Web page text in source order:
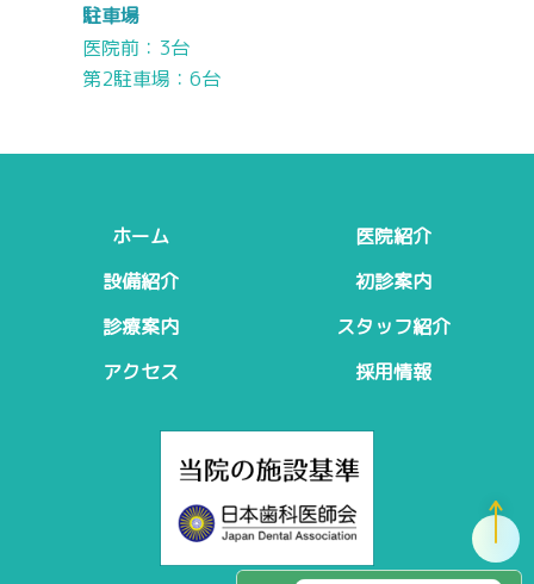
駐車場
医院前：3台
第2駐車場：6台
ホーム
医院紹介
設備紹介
初診案内
診療案内
スタッフ紹介
アクセス
採用情報